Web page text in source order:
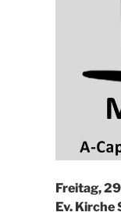
Freitag,
Ev. Kirche